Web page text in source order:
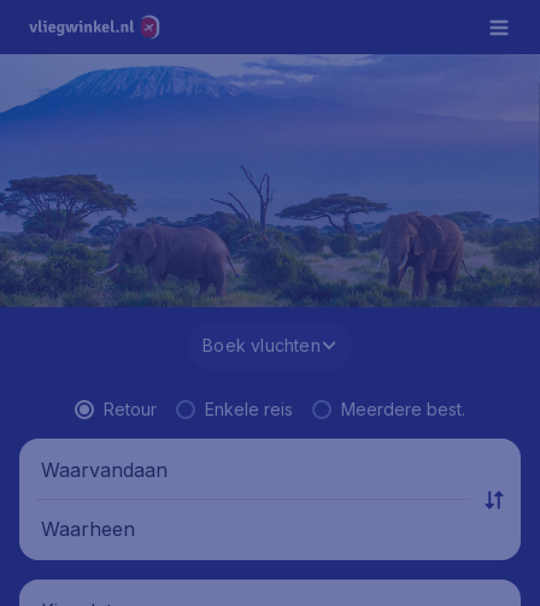
Boek vluchten
Retour Enkele reis Meerdere best.
Waarvandaan
Waarheen